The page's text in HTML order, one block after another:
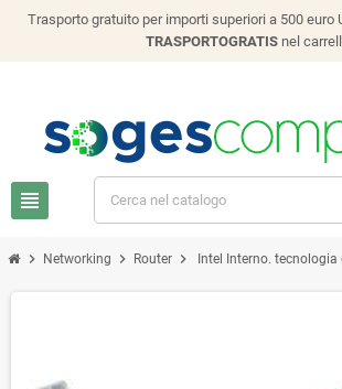
Trasporto gratuito per importi superiori a 500 euro
TRASPORTOGRATISnel
view_headline
chevron_right Networking chevron_right Router chevron_right Intel Interno.